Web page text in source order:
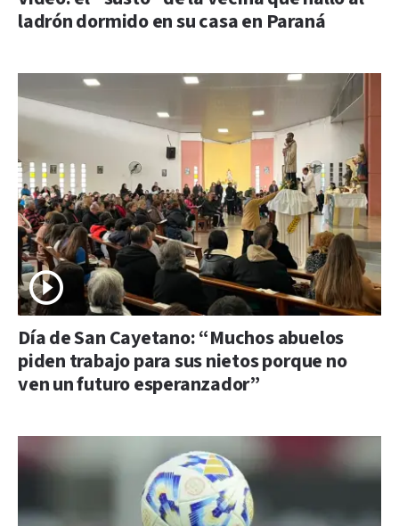
ladrón dormido en su casa en Paraná
Día de San Cayetano: “Muchos abuelos
piden trabajo para sus nietos porque no
ven un futuro esperanzador”